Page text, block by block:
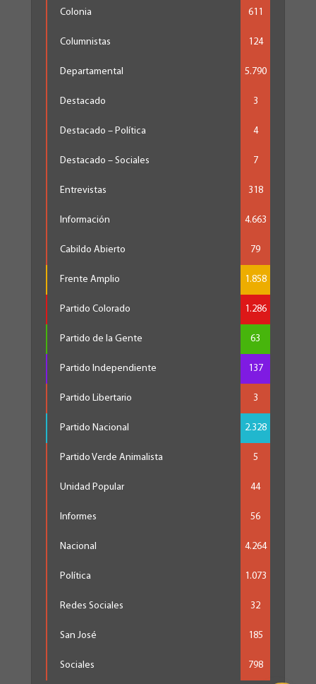
Colonia 611
Columnistas 124
Departamental 5.790
Destacado 3
Destacado – Política 4
Destacado – Sociales 7
Entrevistas 318
Información 4.663
Cabildo Abierto 79
Frente Amplio 1.858
Partido Colorado 1.286
Partido de la Gente 63
Partido Independiente 137
Partido Libertario 3
Partido Nacional 2.328
Partido Verde Animalista 5
Unidad Popular 44
Informes 56
Nacional 4.264
Política 1.073
Redes Sociales 32
San José 185
Sociales 798